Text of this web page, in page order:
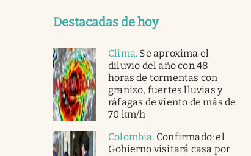
Destacadas de hoy
Clima. Se aproxima el
diluvio del año con 48
horas de tormentas con
granizo, fuertes lluvias y
ráfagas de viento de más de
70 km/h
Colombia. Confirmado: el
Gobierno visitará casa por